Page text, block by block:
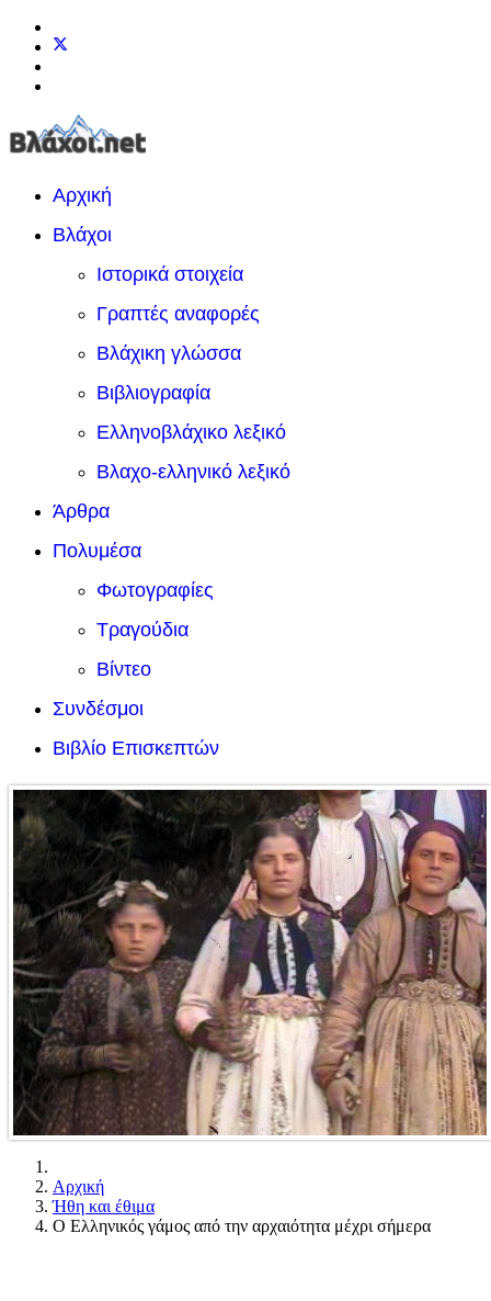
Αρχική
Βλάχοι
Ιστορικά στοιχεία
Γραπτές αναφορές
Βλάχικη γλώσσα
Βιβλιογραφία
Ελληνοβλάχικο λεξικό
Βλαχο-ελληνικό λεξικό
Άρθρα
Πολυμέσα
Φωτογραφίες
Τραγούδια
Βίντεο
Συνδέσμοι
Βιβλίο Επισκεπτών
Αρχική
Ήθη και έθιμα
Ο Ελληνικός γάμος από την αρχαιότητα μέχρι σήμερα